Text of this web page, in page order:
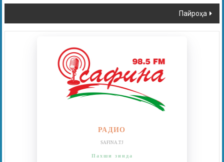
Пайроҳа
РАДИО
SAFINA.TJ
Пахши зинда